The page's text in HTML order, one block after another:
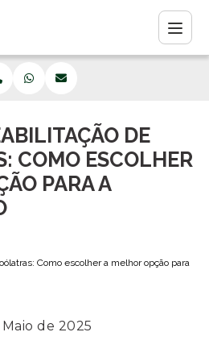
alcoólatras: Como escolher a melhor opção
DE
COMO ESCOLHER
PARA A
Maio de 2025